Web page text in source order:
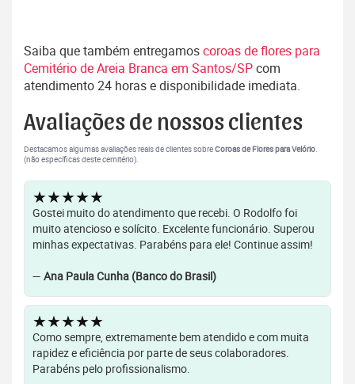
Saiba que também entregamoscoroas de flores para
Cemitério de Areia Branca em Santos/SPcom
atendimento 24 horas e disponibilidade imediata.
Avaliações de nossos clientes
Destacamos algumas avaliações reais de clientes sobreCoroas de Flores para Velório.
(não específicas deste cemitério).
★★★★★
Gostei muito do atendimento que recebi. O Rodolfo foi
muito atencioso e solícito. Excelente funcionário. Superou
minhas expectativas. Parabéns para ele! Continue assim!
— Ana Paula Cunha (Banco do Brasil)
★★★★★
Como sempre, extremamente bem atendido e com muita
rapidez e eficiência por parte de seus colaboradores.
Parabéns pelo profissionalismo.